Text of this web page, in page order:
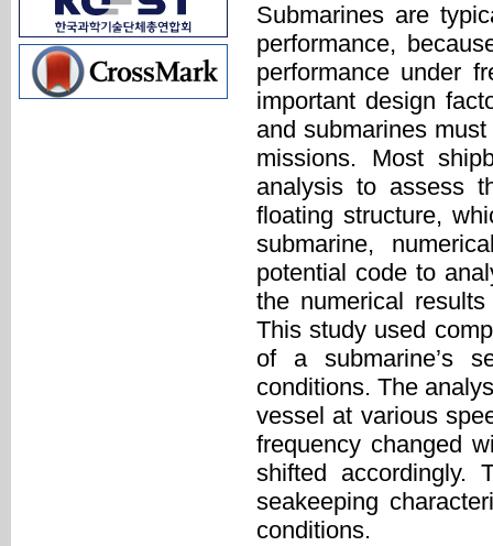
Submarines are
performance,
performance under
important design
and submarines
missions. Most
analysis to assess
floating structure,
submarine,
potential code to
the numerical
This study used
of a submarine’s
conditions. The
vessel at various
frequency changed
shifted accordingly.
seakeeping
conditions.